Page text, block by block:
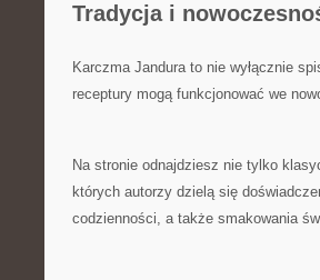
Tradycja i
Karczma Jandura to nie wyłącznie
receptury mogą funkcjonować we
Na stronie odnajdziesz nie tylko
których autorzy dzielą się
codzienności, a także smakowania